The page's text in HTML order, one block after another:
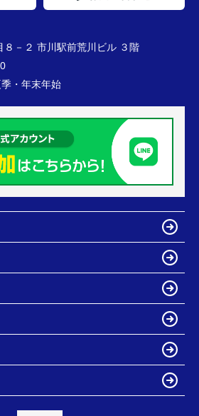
８－２ 市川駅前荒川ビル ３階
・年末年始